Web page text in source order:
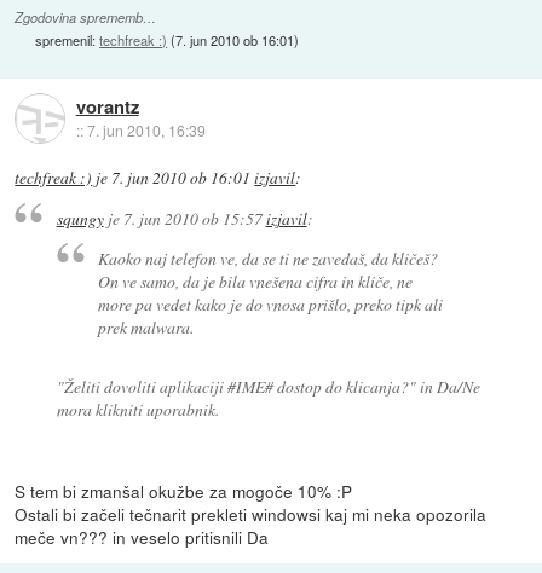
Zgodovina sprememb…
spremenil:techfreak :) (7. jun 2010 ob 16:01)
vorantz
::7. jun 2010, 16:39
techfreak :) je 7. jun 2010 ob 16:01 izjavil:
squngyje 7. jun 2010 ob 15:57izjavil:
Kaoko naj telefon ve, da se ti ne zavedaš, da kličeš?
On ve samo, da je bila vnešena cifra in kliče, ne
more pa vedet kako je do vnosa prišlo, preko tipk ali
prek malwara.
"Želiti dovoliti aplikaciji #IME# dostop do klicanja?" in Da/Ne
mora klikniti uporabnik.
S tem bi zmanšal okužbe za mogoče 10% :P
Ostali bi začeli tečnarit prekleti windowsi kaj mi neka opozorila
meče vn??? in veselo pritisnili Da